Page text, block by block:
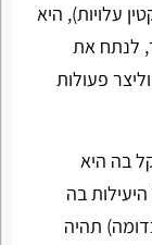
עלויות), היא
לנתח את
פעולות
בה היא
בה
וכדומה) תהיה